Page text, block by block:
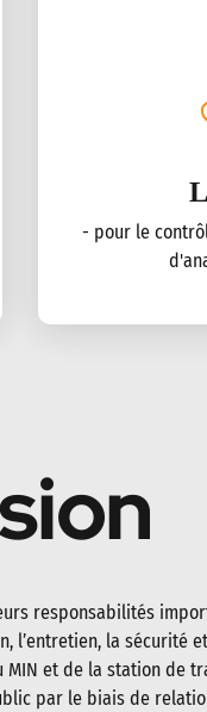
- pour le
responsabilités
l’entretien, la sécurité
et de la station de
par le biais de